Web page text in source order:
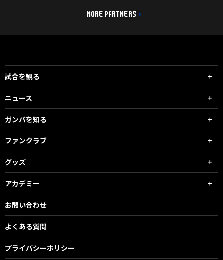
MORE PARTNERS
試合を観る
ニュース
ガンバを知る
ファンクラブ
グッズ
アカデミー
お問い合わせ
よくある質問
プライバシーポリシー